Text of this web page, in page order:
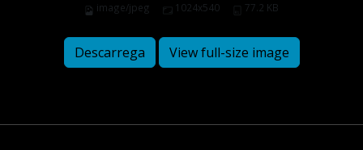
image/jpeg 1024x540 77.2 KB
Descarrega View full-size image